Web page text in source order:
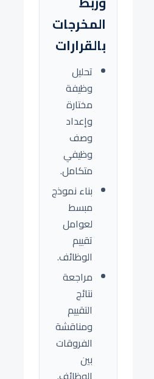
المخرجات
بالقرارات
تحليل
وظيفة
مختارة
وإعداد
وصف
وظيفي
متكامل.
بناء نموذج
مبسط
لعوامل
تقييم
الوظائف.
مراجعة
نتائج
التقييم
ومناقشة
الفروقات
بين